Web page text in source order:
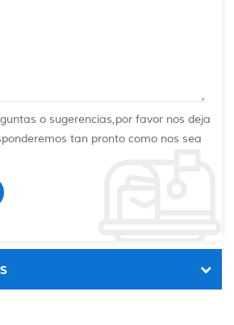
o sugerencias,por favor nos deja
tan pronto como nos sea